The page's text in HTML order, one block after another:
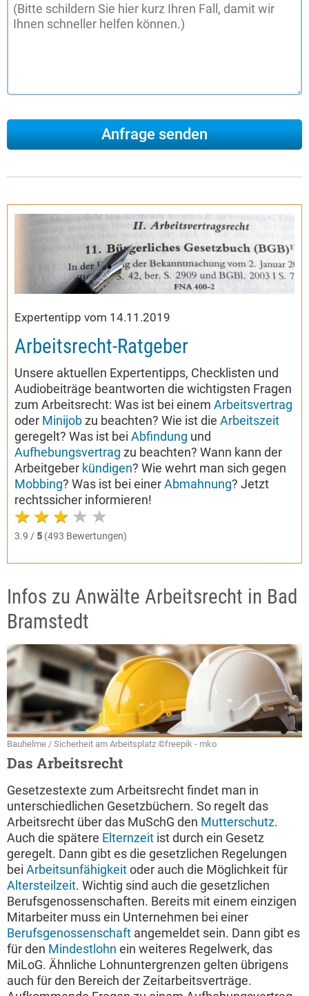
Expertentipp vom 14.11.2019
Arbeitsrecht-Ratgeber
Unsere aktuellen Expertentipps, Checklisten und
Audiobeiträge beantworten die wichtigsten Fragen
zum Arbeitsrecht: Was ist bei einem Arbeitsvertrag
oder Minijobzu beachten? Wie ist die Arbeitszeit
geregelt? Was ist bei Abfindung und
Aufhebungsvertrag zu beachten? Wann kann der
Arbeitgeber kündigen? Wie wehrt man sich gegen
Mobbing? Was ist bei einerAbmahnung? Jetzt
rechtssicher informieren!
3.9 / 5 (493 Bewertungen)
Infos zu Anwälte Arbeitsrecht in Bad
Bramstedt
Bauhelme / Sicherheit am Arbeitsplatz ©freepik - mko
Das Arbeitsrecht
Gesetzestexte zum Arbeitsrecht findet man in
unterschiedlichen Gesetzbüchern. So regelt das
Arbeitsrecht über das MuSchG den Mutterschutz.
Auch die spätere Elternzeit ist durch ein Gesetz
geregelt. Dann gibt es die gesetzlichen Regelungen
bei Arbeitsunfähigkeitoder auch die Möglichkeit für
Altersteilzeit. Wichtig sind auch die gesetzlichen
Berufsgenossenschaften. Bereits mit einem einzigen
Mitarbeiter muss ein Unternehmen bei einer
Berufsgenossenschaft angemeldet sein. Dann gibt es
für den Mindestlohn ein weiteres Regelwerk, das
MiLoG. Ähnliche Lohnuntergrenzen gelten übrigens
auch für den Bereich der Zeitarbeitsverträge.